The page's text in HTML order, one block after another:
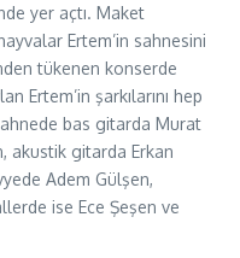
yer açtı. Maket
Ertem’in sahnesini
tükenen konserde
Ertem’in şarkılarını hep
bas gitarda Murat
akustik gitarda Erkan
Adem Gülşen,
ise Ece Şeşen ve